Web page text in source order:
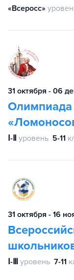
«Всеросс»
31 октября - 06
Ⅰ-Ⅱ уровень 5-11
31 октября - 16
Ⅰ-Ⅲ уровень 7-11